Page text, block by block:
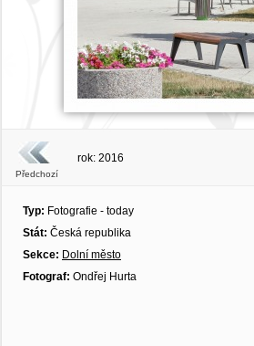
Předchozí
rok: 2016
Typ: Fotografie - today
Stát: Česká republika
Sekce: Dolní město
Fotograf: Ondřej Hurta